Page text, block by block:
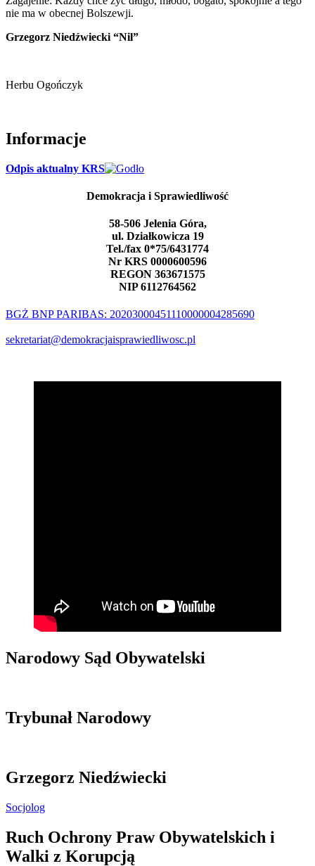
nie ma w obecnej Bolszewji.
Grzegorz Niedźwiecki “Nil”
Herbu Ogończyk
Informacje
Odpis aktualny KRS
Demokracja i Sprawiedliwość
58-506 Jelenia Góra,
ul. Działkowicza 19
Tel./fax 0*75/6431774
Nr KRS 0000600596
REGON 363671575
NIP 6112764562
BGŻ BNP PARIBAS: 20203000451110000004285690
sekretariat@demokracjaisprawiedliwosc.pl
Narodowy Sąd Obywatelski
Trybunał Narodowy
Grzegorz Niedźwiecki
Socjolog
Ruch Ochrony Praw Obywatelskich i
Walki z Korupcją